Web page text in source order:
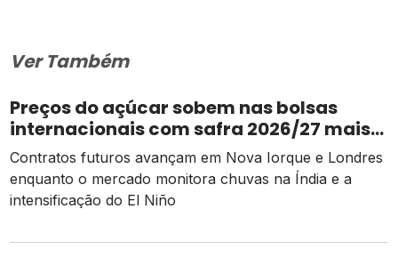
Ver Também
Preços do açúcar sobem nas bolsas
internacionais com safra 2026/27 mais
apertada
Contratos futuros avançam em Nova Iorque e Londres
enquanto o mercado monitora chuvas na Índia e a
intensificação do El Niño